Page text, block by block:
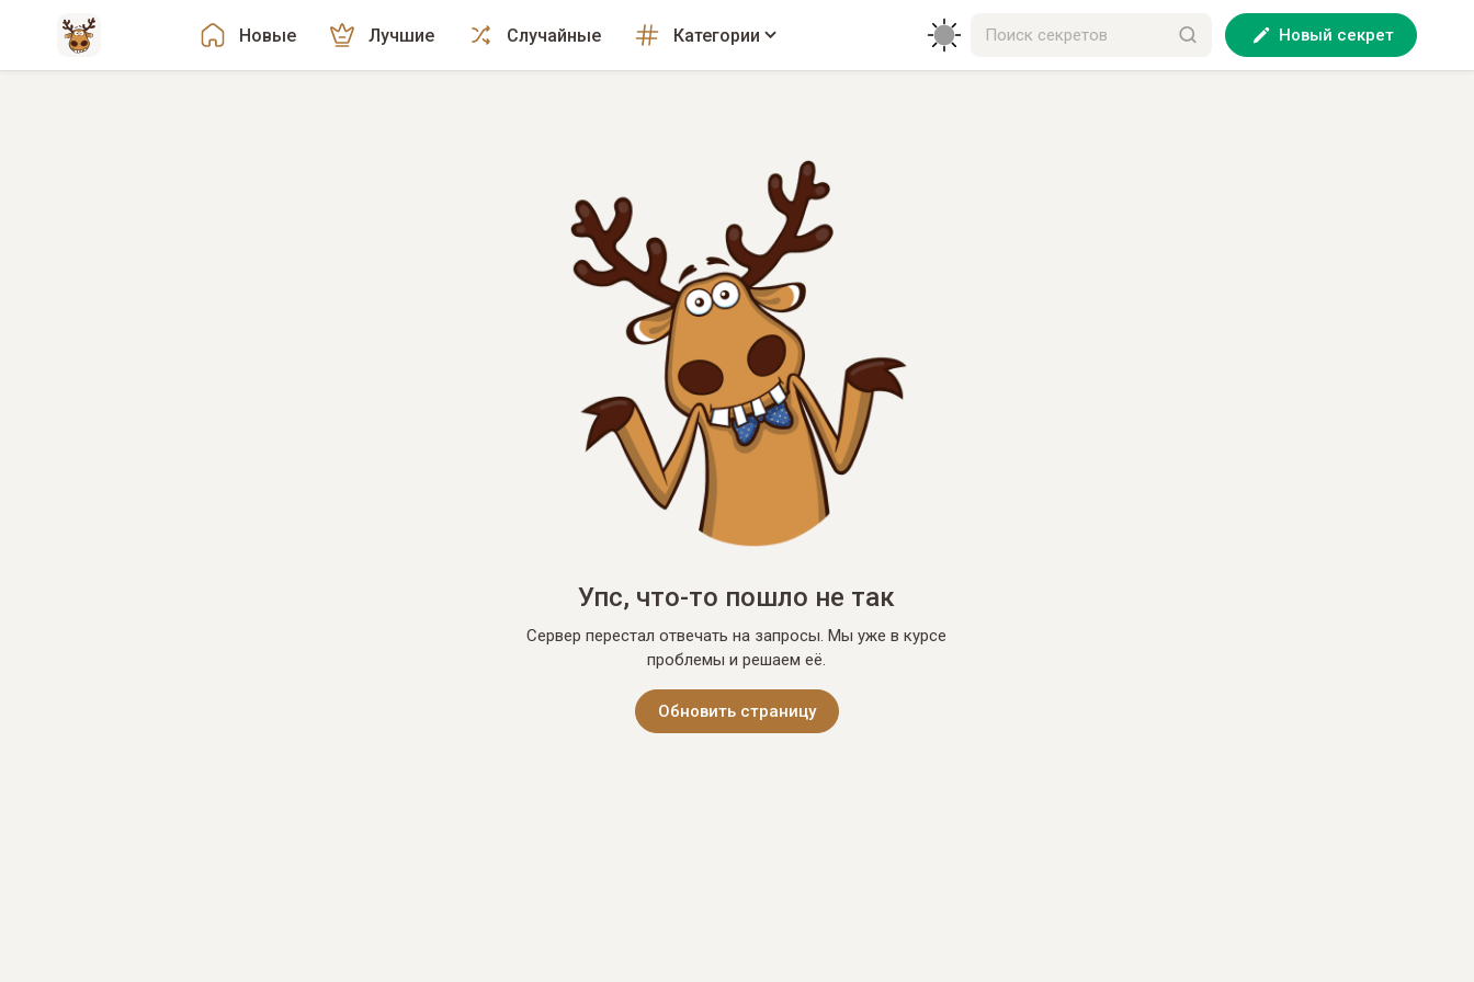
Новые Лучшие Случайные Категории Новый секрет
Упс, что-то пошло не так
Сервер перестал отвечать на запросы. Мы уже в курсе
проблемы и решаем её.
Обновить страницу